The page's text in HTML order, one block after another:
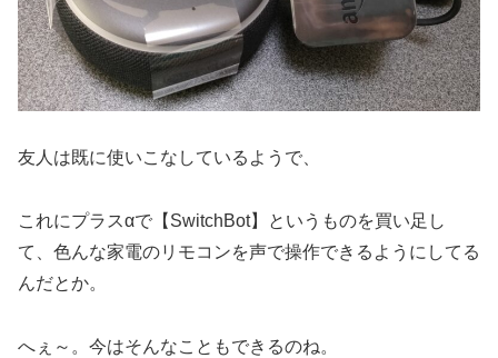
友人は既に使いこなしているようで、
これにプラスαで【SwitchBot】というものを買い足し
て、色んな家電のリモコンを声で操作できるようにしてる
んだとか。
へぇ～。今はそんなこともできるのね。